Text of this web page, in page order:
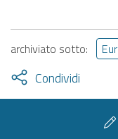
archiviato sotto:
Condividi
Attiva
condividi